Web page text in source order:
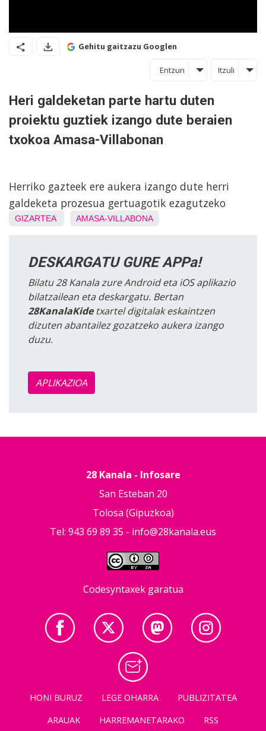
Gehitu gaitzazu Googlen
Entzun Itzuli
Heri galdeketan parte hartu duten
proiektu guztiek izango dute beraien
txokoa Amasa-Villabonan
Herriko gazteek ere aukera izango dute herri
galdeketa prozesua gertuagotik ezagutzeko
GIZARTEA AMASA-VILLABONA
DESKARGATU GURE APPa!
Bilatu 28 Kanala zure Android eta iOS aplikazio
bilatzailean eta deskargatu. Bertan
28KanalaKidetxartel digitalak eskaintzen
dizuten abantailez gozatzeko aukera izango
duzu.
APLIKAZIOA
28 Kanala - Infosare
San Esteban 20
Tolosa (Gipuzkoa)
Tel: 943 69 89 35 - info@28kanala.eus
Codesyntaxek garatua
HONI BURUZ LEGE OHARRA
PUBLIZITATEA
ARAUAK
HARREMANETARAKO RSS